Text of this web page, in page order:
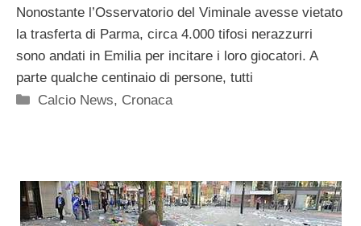
Nonostante l’Osservatorio del Viminale avesse vietato
la trasferta di Parma, circa 4.000 tifosi nerazzurri
sono andati in Emilia per incitare i loro giocatori. A
parte qualche centinaio di persone, tutti
Categorie
Calcio News, Cronaca